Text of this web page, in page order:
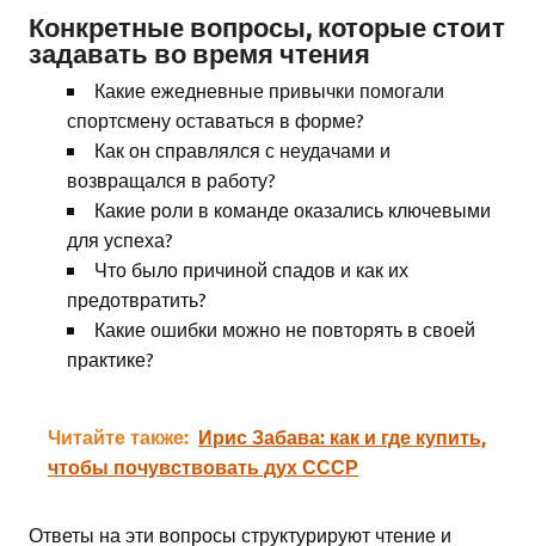
Конкретные вопросы, которые стоит
задавать во время чтения
Какие ежедневные привычки помогали
спортсмену оставаться в форме?
Как он справлялся с неудачами и
возвращался в работу?
Какие роли в команде оказались ключевыми
для успеха?
Что было причиной спадов и как их
предотвратить?
Какие ошибки можно не повторять в своей
практике?
Читайте также: Ирис Забава: как и где купить,
чтобы почувствовать дух СССР
Ответы на эти вопросы структурируют чтение и